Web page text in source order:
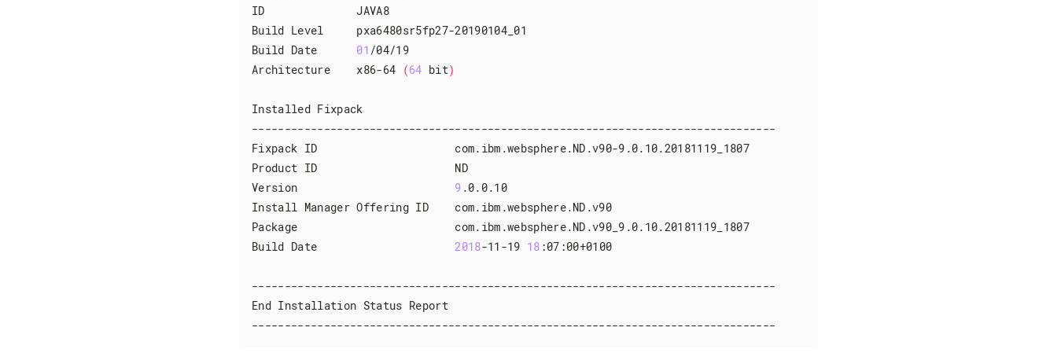
ID              JAVA8
Build Level     pxa6480sr5fp27-20190104_01
Build Date 01 /04/19
Architecture    x86-64 (64 bit)
Installed Fixpack
--------------------------------------------------------------------------------
Fixpack ID                     com.ibm.websphere.ND.v90-9.0.10.20181119_1807
Product ID                     ND
Version 9 .0.0.10
Install Manager Offering ID    com.ibm.websphere.ND.v90
Package                        com.ibm.websphere.ND.v90_9.0.10.20181119_1807
Build Date 2018-11-19 18 :07:00+0100
--------------------------------------------------------------------------------
End Installation Status Report
--------------------------------------------------------------------------------